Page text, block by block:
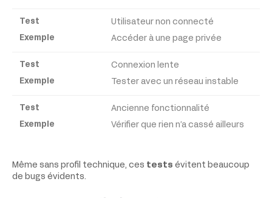
Utilisateur non connecté
Accéder à une page privée
Connexion lente
Tester avec un réseau instable
Ancienne fonctionnalité
Vérifier que rien n’a cassé ailleurs
Même sans profil technique, ces tests évitent beaucoup
de bugs évidents.